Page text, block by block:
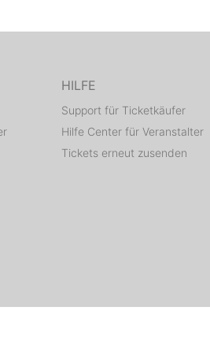
HILFE
Support für Ticketkäufer
Hilfe Center für Veranstalter
Tickets erneut zusenden